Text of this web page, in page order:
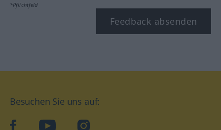
*Pflichtfeld
Feedback absenden
Besuchen Sie uns auf:
facebookYouTube Instagram